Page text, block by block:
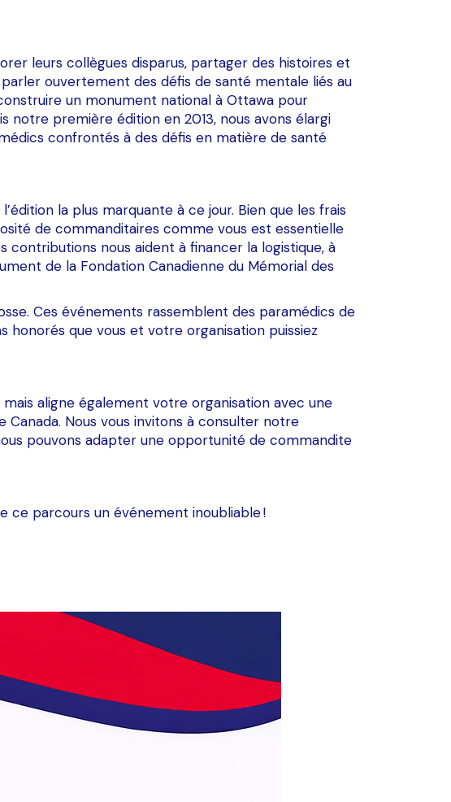
leurs collègues disparus, partager des histoires et
ouvertement des défis de santé mentale liés au
un monument national à Ottawa pour
notre première édition en 2013, nous avons élargi
confrontés à des défis en matière de santé
la plus marquante à ce jour. Bien que les frais
de commanditaires comme vous est essentielle
nous aident à financer la logistique, à
de la Fondation Canadienne du Mémorial des
Ces événements rassemblent des paramédics de
que vous et votre organisation puissiez
aligne également votre organisation avec une
Nous vous invitons à consulter notre
pouvons adapter une opportunité de commandite
ce parcours un événement inoubliable !